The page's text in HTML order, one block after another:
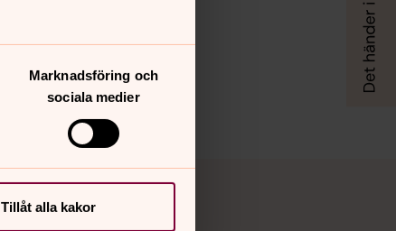
Marknadsföring och
sociala medier
Tillåt alla kakor